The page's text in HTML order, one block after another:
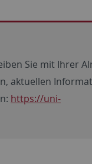
Sie mit Ihrer
aktuellen
https://uni-